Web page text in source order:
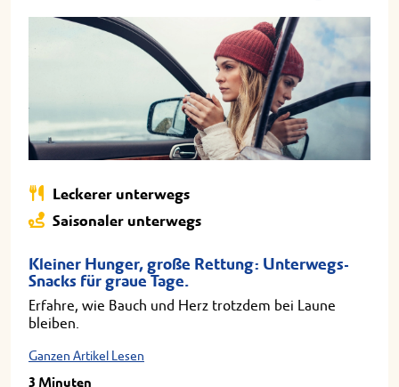
Leckerer unterwegs
Saisonaler unterwegs
Kleiner Hunger, große Rettung: Unterwegs-
Snacks für graue Tage.
Erfahre, wie Bauch und Herz trotzdem bei Laune
bleiben.
Ganzen Artikel Lesen
3 Minuten